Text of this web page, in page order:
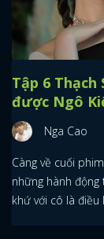
Tập 6 Thạch
được Ngô
Nga Cao
Càng về cuối
những hành
khứ với cô là